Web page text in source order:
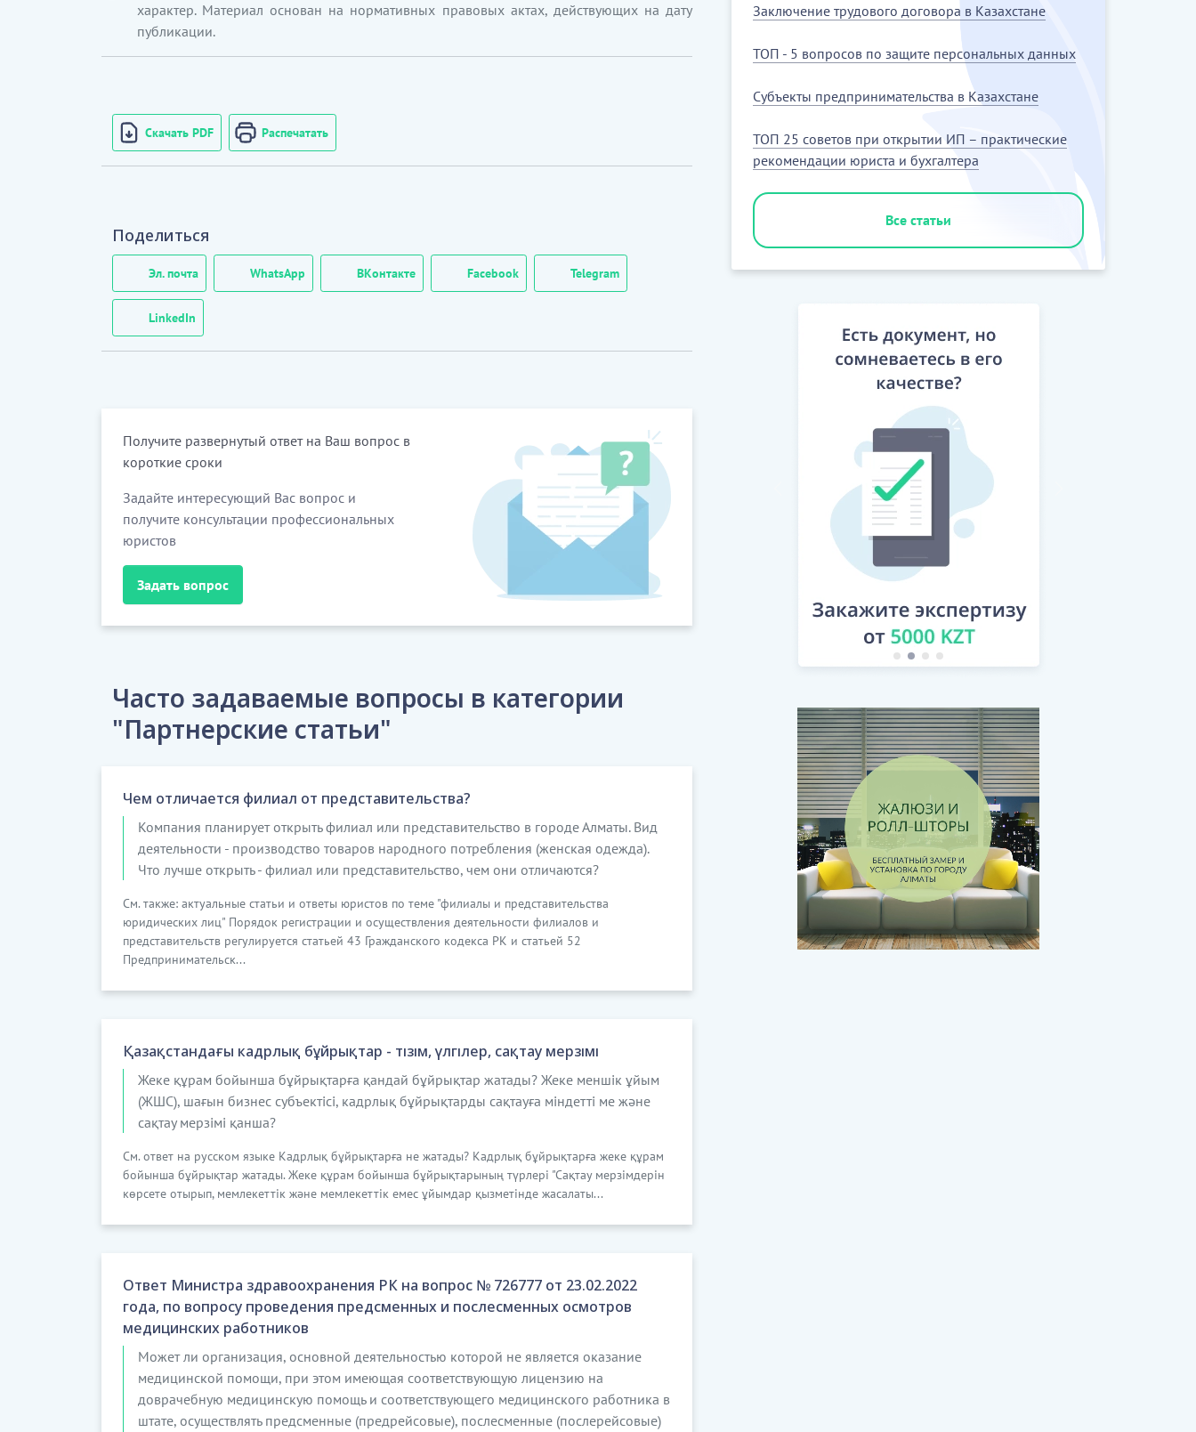
характер. Материал основан на нормативных правовых актах, действующих на дату
публикации.
Скачать PDF Распечатать
Поделиться
Эл. почта WhatsApp ВКонтакте Facebook Telegram
LinkedIn
Получите развернутый ответ на Ваш вопрос в
короткие сроки
Задайте интересующий Вас вопрос и
получите консультации профессиональных
юристов
Задать вопрос
Часто задаваемые вопросы в категории
"Партнерские статьи"
Чем отличается филиал от представительства?
Компания планирует открыть филиал или представительство в городе Алматы. Вид
деятельности - производство товаров народного потребления (женская одежда).
Что лучше открыть - филиал или представительство, чем они отличаются?
См. также: актуальные статьи и ответы юристов по теме "филиалы и представительства
юридических лиц" Порядок регистрации и осуществления деятельности филиалов и
представительств регулируется статьей 43 Гражданского кодекса РК и статьей 52
Предпринимательск...
Қазақстандағы кадрлық бұйрықтар - тізім, үлгілер, сақтау мерзімі
Жеке құрам бойынша бұйрықтарға қандай бұйрықтар жатады? Жеке меншік ұйым
(ЖШС), шағын бизнес субъектісі, кадрлық бұйрықтарды сақтауға міндетті ме және
сақтау мерзімі қанша?
См. ответ на русском языке Кадрлық бұйрықтарға не жатады? Кадрлық бұйрықтарға жеке құрам
бойынша бұйрықтар жатады. Жеке құрам бойынша бұйрықтарының түрлері "Сақтау мерзімдерін
көрсете отырып, мемлекеттік және мемлекеттік емес ұйымдар қызметінде жасалаты...
Ответ Министра здравоохранения РК на вопрос № 726777 от 23.02.2022
года, по вопросу проведения предсменных и послесменных осмотров
медицинских работников
Может ли организация, основной деятельностью которой не является оказание
медицинской помощи, при этом имеющая соответствующую лицензию на
доврачебную медицинскую помощь и соответствующего медицинского работника в
штате, осуществлять предсменные (предрейсовые), послесменные (послерейсовые)
Заключение трудового договора в Казахстане
ТОП - 5 вопросов по защите персональных данных
Субъекты предпринимательства в Казахстане
ТОП 25 советов при открытии ИП – практические
рекомендации юриста и бухгалтера
Все статьи